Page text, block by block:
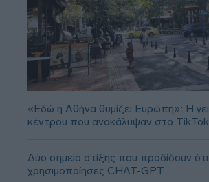
«Εδώ η Αθήνα θυμίζει Ευρώπη»: H
κέντρου που ανακάλυψαν στο TikTok
Δύο σημείο στίξης που προδίδουν ότι
χρησιμοποίησες CHAT-GPT